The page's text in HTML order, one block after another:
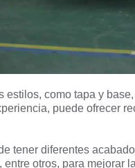
estilos, como tapa y
puede ofrecer
tener diferentes
otros, para mejorar